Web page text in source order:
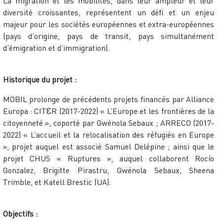
diversité croissantes, représentent un défi et un enjeu
majeur pour les sociétés européennes et extra-européennes
(pays d’origine, pays de transit, pays simultanément
d’émigration et d’immigration).
Historique du projet :
MOBIL prolonge de précédents projets financés par Alliance
Europa : CITƐR (2017-2022) « L’Europe et les frontières de la
citoyenneté », coporté par Gwénola Sebaux ; ARRECO (2017-
2022) « L’accueil et la relocalisation des réfugiés en Europe
», projet auquel est associé Samuel Delépine ; ainsi que le
projet CHUS « Ruptures », auquel collaborent Rocío
Gonzalez, Brigitte Pirastru, Gwénola Sebaux, Sheena
Trimble, et Katell Brestic (UA).
Objectifs :